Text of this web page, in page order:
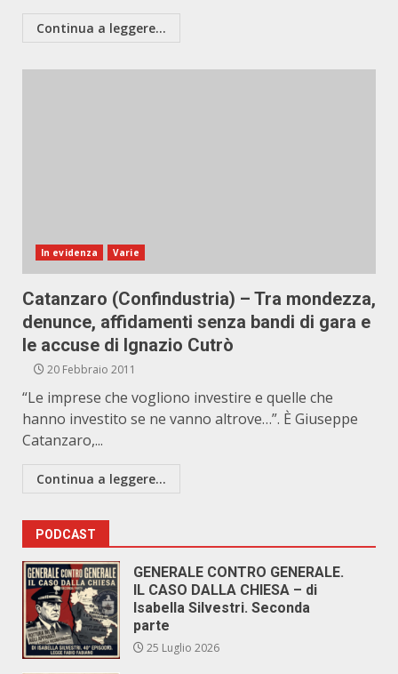
Continua a leggere...
In evidenza Varie
Catanzaro (Confindustria) – Tra mondezza,
denunce, affidamenti senza bandi di gara e
le accuse di Ignazio Cutrò
20 Febbraio 2011
“Le imprese che vogliono investire e quelle che
hanno investito se ne vanno altrove…”. È Giuseppe
Catanzaro,...
Continua a leggere...
PODCAST
GENERALE CONTRO GENERALE.
IL CASO DALLA CHIESA – di
Isabella Silvestri. Seconda
parte
25 Luglio 2026